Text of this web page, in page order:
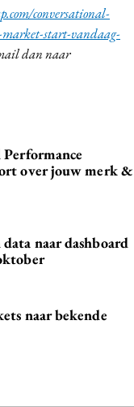
conversational-
market-start-vandaag-
dan naar
over jouw merk &
naar dashboard
naar bekende